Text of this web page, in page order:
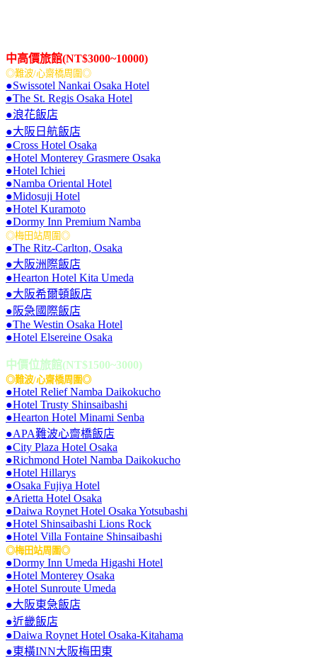
中高價旅館(NT$3000~10000)
◎難波/心齋橋周圍◎
●Swissotel Nankai Osaka Hotel
●The St. Regis Osaka Hotel
●浪花飯店
●大阪日航飯店
●Cross Hotel Osaka
●Hotel Monterey Grasmere Osaka
●Hotel Ichiei
●Namba Oriental Hotel
●Midosuji Hotel
●Hotel Kuramoto
●Dormy Inn Premium Namba
◎梅田站周圍◎
●The Ritz-Carlton, Osaka
●大阪洲際飯店
●Hearton Hotel Kita Umeda
●大阪希爾頓飯店
●阪急國際飯店
●The Westin Osaka Hotel
●Hotel Elsereine Osaka
中價位旅館(NT$1500~3000)
◎難波/心齋橋周圍◎
●Hotel Relief Namba Daikokucho
●Hotel Trusty Shinsaibashi
●Hearton Hotel Minami Senba
●APA難波心齋橋飯店
●City Plaza Hotel Osaka
●Richmond Hotel Namba Daikokucho
●Hotel Hillarys
●Osaka Fujiya Hotel
●Arietta Hotel Osaka
●Daiwa Roynet Hotel Osaka Yotsubashi
●Hotel Shinsaibashi Lions Rock
●Hotel Villa Fontaine Shinsaibashi
◎梅田站周圍◎
●Dormy Inn Umeda Higashi Hotel
●Hotel Monterey Osaka
●Hotel Sunroute Umeda
●大阪東急飯店
●近畿飯店
●Daiwa Roynet Hotel Osaka-Kitahama
●東橫INN大阪梅田東